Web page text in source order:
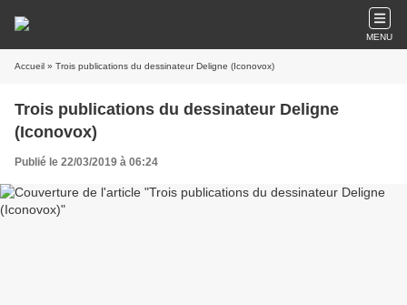
MENU
Accueil » Trois publications du dessinateur Deligne (Iconovox)
Trois publications du dessinateur Deligne
(Iconovox)
Publié le 22/03/2019 à 06:24